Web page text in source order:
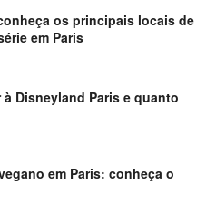
os principais locais de
em Paris
à Disneyland Paris e quanto
em Paris: conheça o